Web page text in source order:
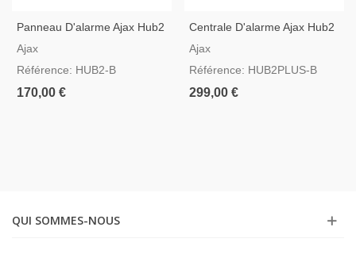
Panneau D'alarme Ajax Hub2
Noir Compatible Avec La
Ajax
Référence: HUB2-B
170,00 €
Centrale D'alarme Ajax Hub2
Plus Noir Avec GSM, 3G, 4G,
Ajax
Référence: HUB2PLUS-B
299,00 €
QUI SOMMES-NOUS